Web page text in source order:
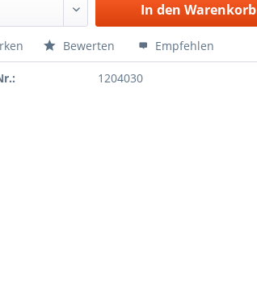
In den Warenkorb
Bewerten Empfehlen
1204030